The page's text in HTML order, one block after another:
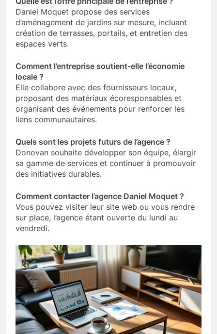
Daniel Moquet propose des services
d’aménagement de jardins sur mesure, incluant
création de terrasses, portails, et entretien des
espaces verts.
Comment l’entreprise soutient-elle l’économie
locale ?
Elle collabore avec des fournisseurs locaux,
proposant des matériaux écoresponsables et
organisant des événements pour renforcer les
liens communautaires.
Quels sont les projets futurs de l’agence ?
Donovan souhaite développer son équipe, élargir
sa gamme de services et continuer à promouvoir
des initiatives durables.
Comment contacter l’agence Daniel Moquet ?
Vous pouvez visiter leur site web ou vous rendre
sur place, l’agence étant ouverte du lundi au
vendredi.